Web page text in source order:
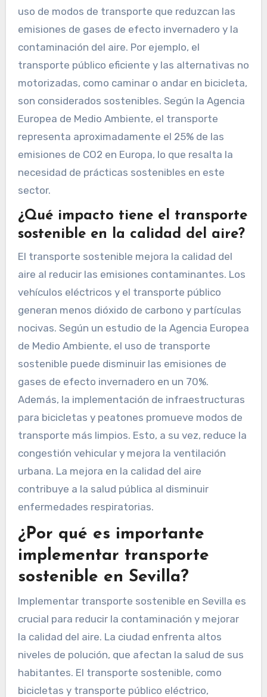
uso de modos de transporte que reduzcan las
emisiones de gases de efecto invernadero y la
contaminación del aire. Por ejemplo, el
transporte público eficiente y las alternativas no
motorizadas, como caminar o andar en bicicleta,
son considerados sostenibles. Según la Agencia
Europea de Medio Ambiente, el transporte
representa aproximadamente el 25% de las
emisiones de CO2 en Europa, lo que resalta la
necesidad de prácticas sostenibles en este
sector.
¿Qué impacto tiene el transporte
sostenible en la calidad del aire?
El transporte sostenible mejora la calidad del
aire al reducir las emisiones contaminantes. Los
vehículos eléctricos y el transporte público
generan menos dióxido de carbono y partículas
nocivas. Según un estudio de la Agencia Europea
de Medio Ambiente, el uso de transporte
sostenible puede disminuir las emisiones de
gases de efecto invernadero en un 70%.
Además, la implementación de infraestructuras
para bicicletas y peatones promueve modos de
transporte más limpios. Esto, a su vez, reduce la
congestión vehicular y mejora la ventilación
urbana. La mejora en la calidad del aire
contribuye a la salud pública al disminuir
enfermedades respiratorias.
¿Por qué es importante
implementar transporte
sostenible en Sevilla?
Implementar transporte sostenible en Sevilla es
crucial para reducir la contaminación y mejorar
la calidad del aire. La ciudad enfrenta altos
niveles de polución, que afectan la salud de sus
habitantes. El transporte sostenible, como
bicicletas y transporte público eléctrico,